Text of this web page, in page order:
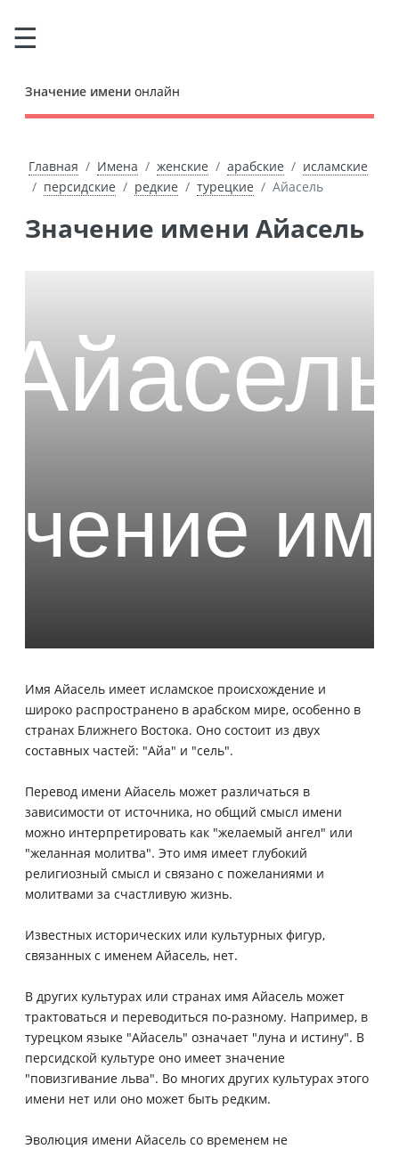
Значение имени онлайн
Главная Имена женские арабские
исламские
персидские
редкие турецкие Айасель
Значение имени Айасель
Имя Айасель имеет исламское происхождение и
широко распространено в арабском мире, особенно в
странах Ближнего Востока. Оно состоит из двух
составных частей: "Айа" и "сель".
Перевод имени Айасель может различаться в
зависимости от источника, но общий смысл имени
можно интерпретировать как "желаемый ангел" или
"желанная молитва". Это имя имеет глубокий
религиозный смысл и связано с пожеланиями и
молитвами за счастливую жизнь.
Известных исторических или культурных фигур,
связанных с именем Айасель, нет.
В других культурах или странах имя Айасель может
трактоваться и переводиться по-разному. Например, в
турецком языке "Айасель" означает "луна и истину". В
персидской культуре оно имеет значение
"повизгивание льва". Во многих других культурах этого
имени нет или оно может быть редким.
Эволюция имени Айасель со временем не